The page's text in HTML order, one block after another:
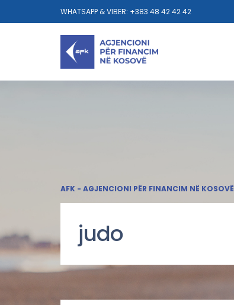
WHATSAPP & VIBER: +383 48 42 42 42
AFK - AGJENCIONI PËR FINANCIM NË KOSOVË
judo